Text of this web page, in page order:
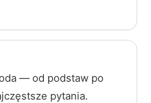
— od podstaw po
pytania.